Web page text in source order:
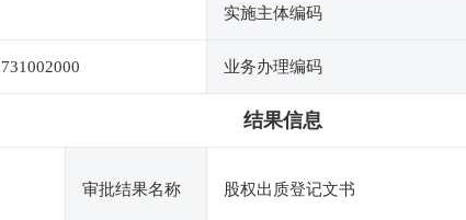
实施主体编码
业务办理编码
结果信息
审批结果名称 股权出质登记文书